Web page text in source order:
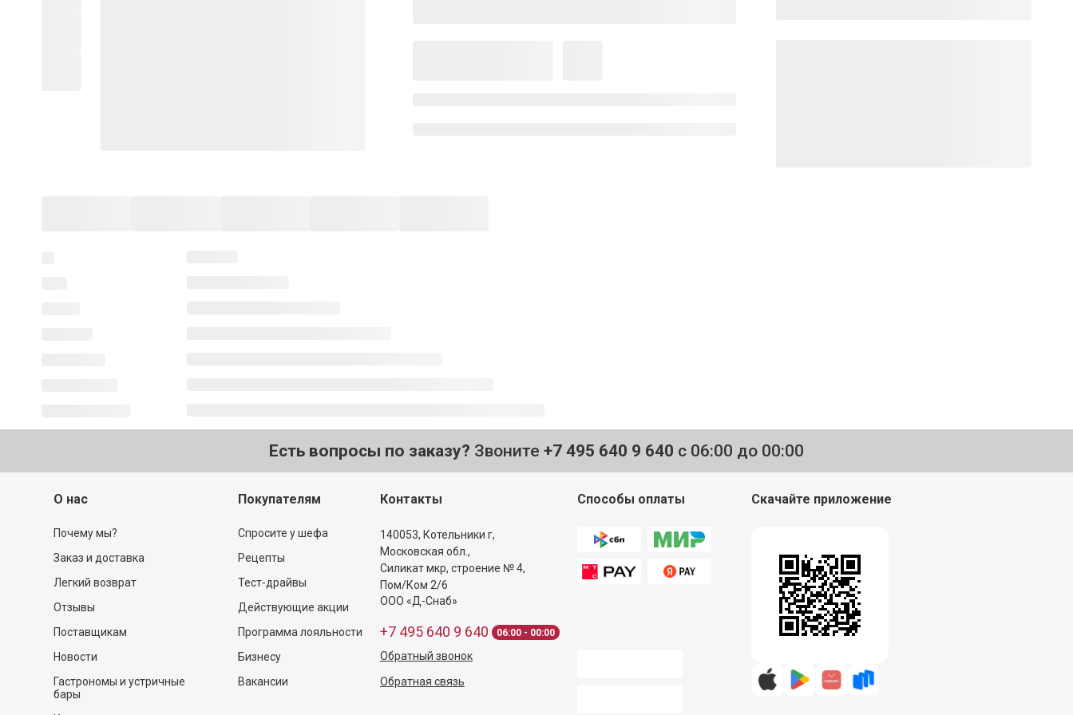
Есть вопросы по заказу? Звоните +7 495 640 9 640 с 06:00 до 00:00
О нас
Почему мы?
Заказ и доставка
Легкий возврат
Отзывы
Поставщикам
Новости
Гастрономы и устричные
бары
Покупателям
Спросите у шефа
Рецепты
Тест-драйвы
Действующие акции
Программа лояльности
Бизнесу
Вакансии
Контакты
140053, Котельники г,
Московская обл.,
Силикат мкр, строение № 4,
Пом/Ком 2/6
ООО «Д-Снаб»
+7 495 640 9 640 06:00 - 00:00
Обратный звонок
Обратная связь
Способы оплаты Скачайте приложение